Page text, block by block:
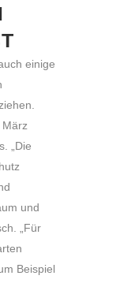
einige
„Die
und
„Für
Beispiel